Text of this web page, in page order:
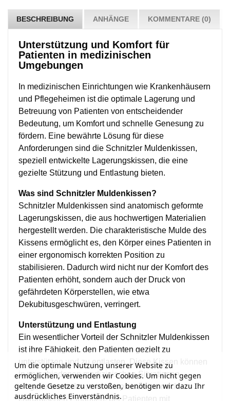
BESCHREIBUNG ANHÄNGE KOMMENTARE (0)
Unterstützung und Komfort für
Patienten in medizinischen
Umgebungen
In medizinischen Einrichtungen wie Krankenhäusern
und Pflegeheimen ist die optimale Lagerung und
Betreuung von Patienten von entscheidender
Bedeutung, um Komfort und schnelle Genesung zu
fördern. Eine bewährte Lösung für diese
Anforderungen sind die Schnitzler Muldenkissen,
speziell entwickelte Lagerungskissen, die eine
gezielte Stützung und Entlastung bieten.
Was sind Schnitzler Muldenkissen?
Schnitzler Muldenkissen sind anatomisch geformte
Lagerungskissen, die aus hochwertigen Materialien
hergestellt werden. Die charakteristische Mulde des
Kissens ermöglicht es, den Körper eines Patienten in
einer ergonomisch korrekten Position zu
stabilisieren. Dadurch wird nicht nur der Komfort des
Patienten erhöht, sondern auch der Druck von
gefährdeten Körperstellen, wie etwa
Dekubitusgeschwüren, verringert.
Unterstützung und Entlastung
Ein wesentlicher Vorteil der Schnitzler Muldenkissen
ist ihre Fähigkeit, den Patienten gezielt zu
unterstützen und zu entlasten. Diese Kissen können
in verschiedenen medizinischen Situationen
eingesetzt werden, wie beispielsweise nach
chirurgischen Eingriffen, bei Patienten mit
Um die optimale Nutzung unserer Website zu
ermöglichen, verwenden wir Cookies. Um nicht gegen
geltende Gesetze zu verstoßen, benötigen wir dazu Ihr
ausdrückliches Einverständnis.